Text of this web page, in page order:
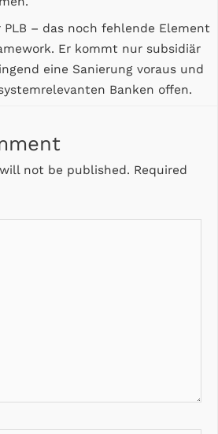
– das noch fehlende Element
Er kommt nur subsidiär
eine Sanierung voraus und
Banken offen.
not be published. Required